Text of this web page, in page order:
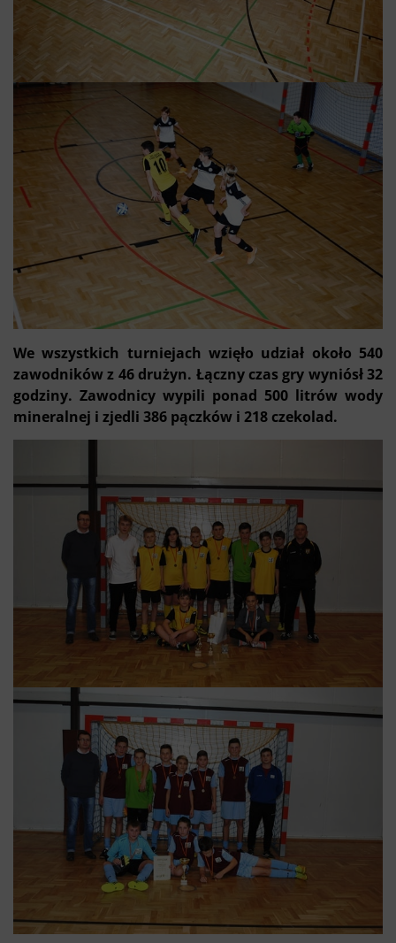
We wszystkich turniejach wzięło udział około 540
zawodników z 46 drużyn. Łączny czas gry wyniósł 32
godziny. Zawodnicy wypili ponad 500 litrów wody
mineralnej i zjedli 386 pączków i 218 czekolad.